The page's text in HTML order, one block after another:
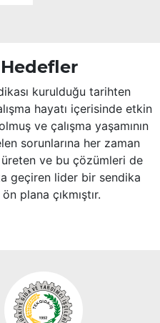
kurulduğu tarihten
hayatı içerisinde etkin
ve çalışma yaşamının
sorunlarına her zaman
ve bu çözümleri de
geçiren lider bir sendika
plana çıkmıştır.